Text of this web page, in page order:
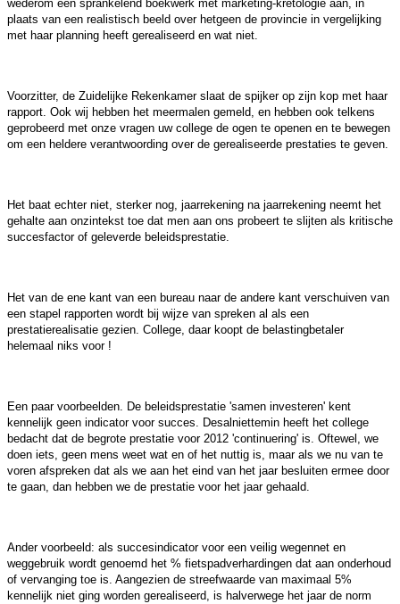
wederom een sprankelend boekwerk met marketing-kretologie aan, in
plaats van een realistisch beeld over hetgeen de provincie in vergelijking
met haar planning heeft gerealiseerd en wat niet.
Voorzitter, de Zuidelijke Rekenkamer slaat de spijker op zijn kop met haar
rapport. Ook wij hebben het meermalen gemeld, en hebben ook telkens
geprobeerd met onze vragen uw college de ogen te openen en te bewegen
om een heldere verantwoording over de gerealiseerde prestaties te geven.
Het baat echter niet, sterker nog, jaarrekening na jaarrekening neemt het
gehalte aan onzintekst toe dat men aan ons probeert te slijten als kritische
succesfactor of geleverde beleidsprestatie.
Het van de ene kant van een bureau naar de andere kant verschuiven van
een stapel rapporten wordt bij wijze van spreken al als een
prestatierealisatie gezien. College, daar koopt de belastingbetaler
helemaal niks voor !
Een paar voorbeelden. De beleidsprestatie 'samen investeren' kent
kennelijk geen indicator voor succes. Desalniettemin heeft het college
bedacht dat de begrote prestatie voor 2012 'continuering' is. Oftewel, we
doen iets, geen mens weet wat en of het nuttig is, maar als we nu van te
voren afspreken dat als we aan het eind van het jaar besluiten ermee door
te gaan, dan hebben we de prestatie voor het jaar gehaald.
Ander voorbeeld: als succesindicator voor een veilig wegennet en
weggebruik wordt genoemd het % fietspadverhardingen dat aan onderhoud
of vervanging toe is. Aangezien de streefwaarde van maximaal 5%
kennelijk niet ging worden gerealiseerd, is halverwege het jaar de norm